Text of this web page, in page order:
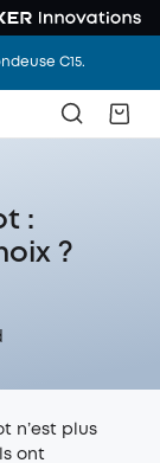
C15.
:
?
n’est plus
ont